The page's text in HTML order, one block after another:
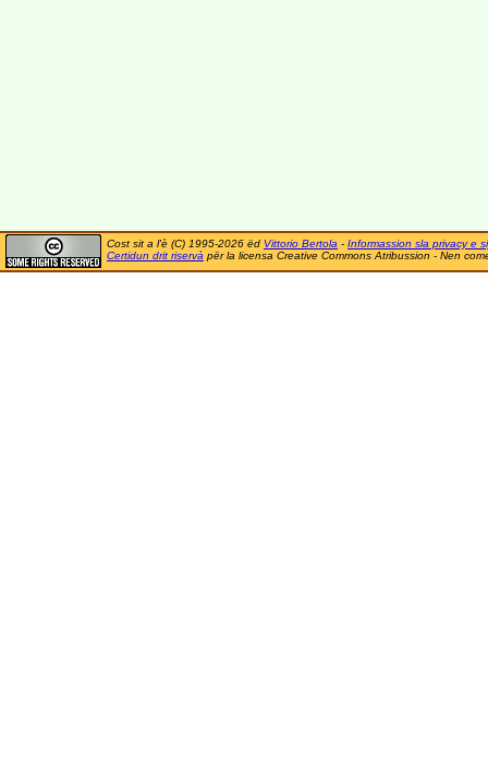
Cost sit a l'è (C) 1995-2026 ëd Vittorio Bertola - Informassion sla privacy e
Certidun drit riservà për la licensa Creative Commons Atribussion - Nen